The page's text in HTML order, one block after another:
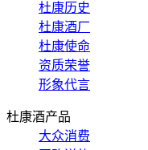
杜康历史
杜康酒厂
杜康使命
资质荣誉
形象代言
杜康酒产品
大众消费